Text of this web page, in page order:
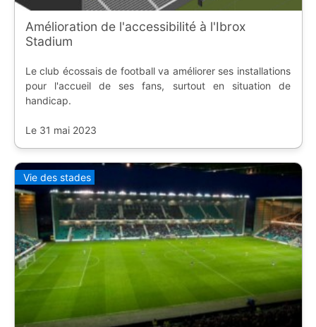
Amélioration de l'accessibilité à l'Ibrox
Stadium
Le club écossais de football va améliorer ses installations
pour l'accueil de ses fans, surtout en situation de
handicap.
Le 31 mai 2023
Vie des stades